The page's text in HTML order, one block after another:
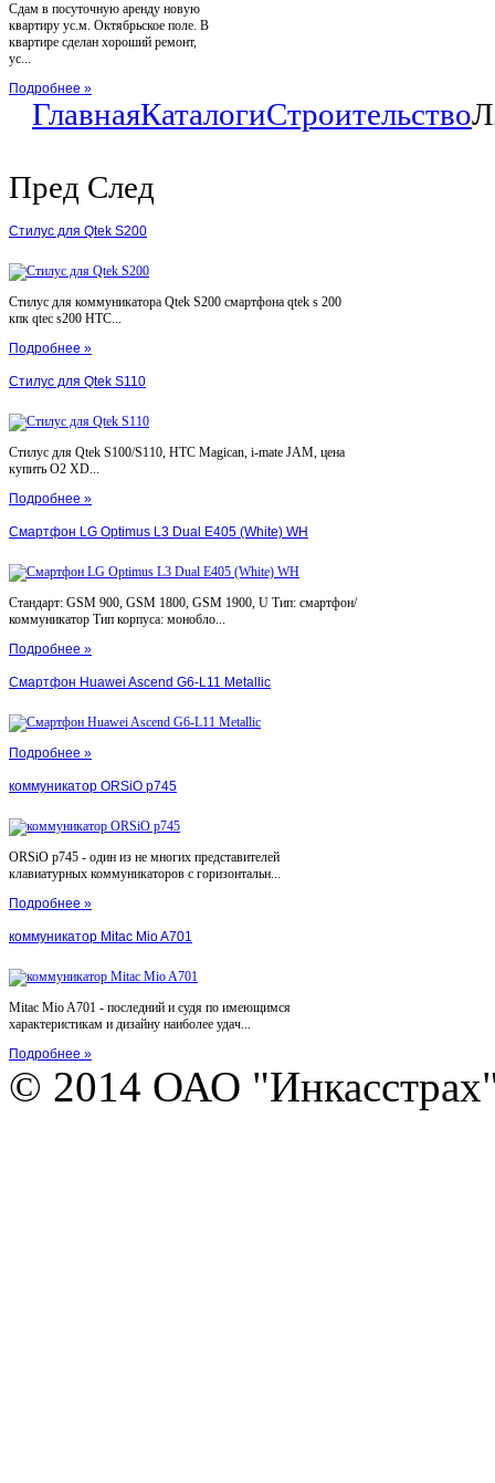
Сдам в посуточную аренду новую
квартиру ус.м. Октябрьское поле. В
квартире сделан хороший ремонт,
ус...
Подробнее »
ГлавнаяКаталогиСтроительство
Пред След
Стилус для Qtek S200
Стилус для коммуникатора Qtek S200 смартфона qtek s 200
кпк qtec s200 HTC...
Подробнее »
Стилус для Qtek S110
Стилус для Qtek S100/S110, HTC Magican, i-mate JAM, цена
купить O2 XD...
Подробнее »
Смартфон LG Optimus L3 Dual E405 (White) WH
Стандарт: GSM 900, GSM 1800, GSM 1900, U Тип: смартфон/
коммуникатор Тип корпуса: монобло...
Подробнее »
Смартфон Huawei Ascend G6-L11 Metallic
Подробнее »
коммуникатор ORSiO p745
ORSiO p745 - один из не многих представителей
клавиатурных коммуникаторов с горизонтальн...
Подробнее »
коммуникатор Mitac Mio A701
Mitac Mio A701 - последний и судя по имеющимся
характеристикам и дизайну наиболее удач...
Подробнее »
© 2014 ОАО